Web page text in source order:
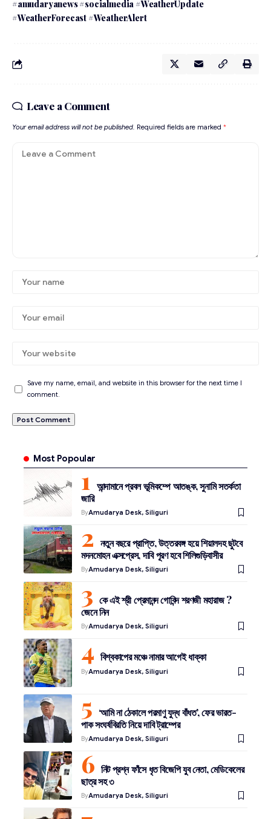
#amudaryanews #socialmedia #WeatherUpdate
#WeatherForecast #WeatherAlert
Leave a Comment
Your email address will not be published. Required fields are marked *
Save my name, email, and website in this browser for the next time I
comment.
Most Popoular
আন্দামানে প্রবল ভূমিকম্পে আতঙ্ক, সুনামি সতর্কতা
জারি
ByAmudarya Desk, Siliguri
নতুন বছরে প্রাপ্তি, উত্তরবঙ্গ হয়ে শিয়ালদহ ছুটবে
মদনমোহন এক্সপ্রেস, দাবি পূরণ হবে শিলিগুড়িবাসীর
ByAmudarya Desk, Siliguri
কে এই শ্রী প্রেমানন্দ গোবিন্দ শরণজী মহারাজ ?
জেনে নিন
ByAmudarya Desk, Siliguri
বিশ্বকাপের মঞ্চে নামার আগেই ধাক্কা
ByAmudarya Desk, Siliguri
‘আমি না ঠেকালে পরমাণু যুদ্ধ বাঁধত’, ফের ভারত-
পাক সংঘর্ষবিরতি নিয়ে দাবি ট্রাম্পের
ByAmudarya Desk, Siliguri
নিট প্রশ্ন ফাঁসে ধৃত বিজেপি যুব নেতা, মেডিকেলের
ছাত্র সহ ৩
ByAmudarya Desk, Siliguri